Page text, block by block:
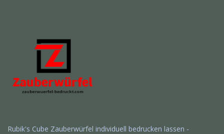
Rubik's Cube Zauberwürfel individuell bedrucken lassen -